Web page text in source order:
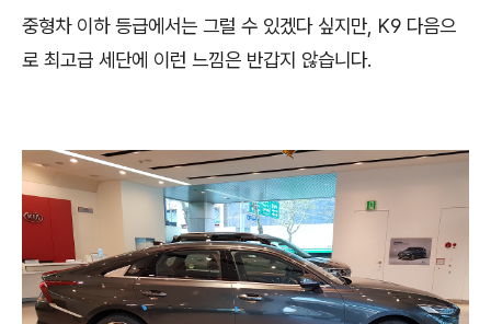
중형차 이하 등급에서는 그럴 수 있겠다 싶지만, K9 다음으
로 최고급 세단에 이런 느낌은 반갑지 않습니다.